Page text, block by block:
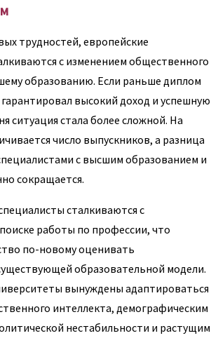
трудностей, европейские
с изменением общественного
образованию. Если раньше диплом
гарантировал высокий доход и успешную
ситуация стала более сложной. На
число выпускников, а разница
с высшим образованием и
сокращается.
сталкиваются с
работы по профессии, что
по-новому оценивать
образовательной модели.
вынуждены адаптироваться
интеллекта, демографическим
нестабильности и растущим